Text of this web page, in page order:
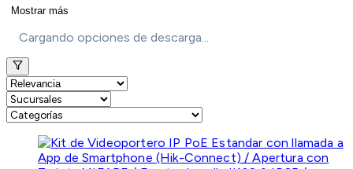
Mostrar más
Cargando opciones de descarga...